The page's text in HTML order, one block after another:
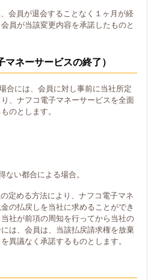
会員が退会することなく１ヶ月が経
員が当該変更内容を承諾したものと
ネーサービスの終了）
合には、会員に対し事前に当社所定
、ナフコ電子マネーサービスを全面
のとします。
ない都合による場合。
定める方法により、ナフコ電子マネ
の払戻しを当社に求めることができ
社が前項の周知を行ってから当社の
は、会員は、当該払戻請求権を放棄
異議なく承諾するものとします。